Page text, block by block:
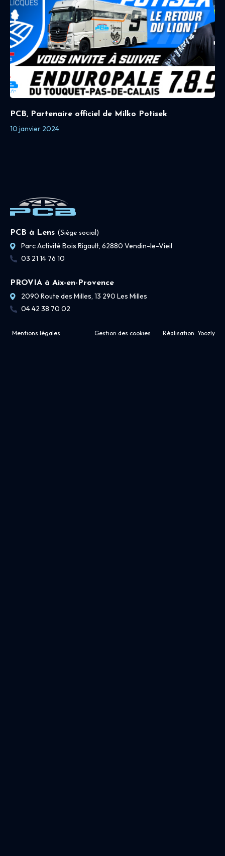
PCB, Partenaire officiel de Milko Potisek
10 janvier 2024
PCB à Lens (Siège social)
Parc Activité Bois Rigault, 62880 Vendin-le-Vieil
03 21 14 76 10
PROVIA à Aix-en-Provence
2090 Route des Milles, 13 290 Les Milles
04 42 38 70 02
Mentions légales Gestion des cookies Réalisation: Yoozly